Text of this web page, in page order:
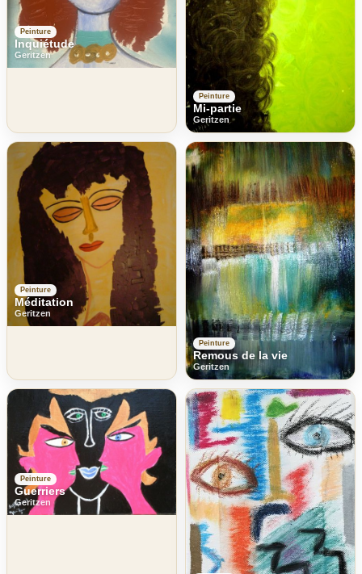
Peinture
Inquiétude
Geritzen
Peinture
Mi-partie
Geritzen
Peinture
Méditation
Geritzen
Peinture
Remous de la vie
Geritzen
Peinture
Guerriers
Geritzen